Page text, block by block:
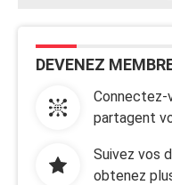
DEVENEZ
Connectez-
partagent
Suivez vos
obtenez